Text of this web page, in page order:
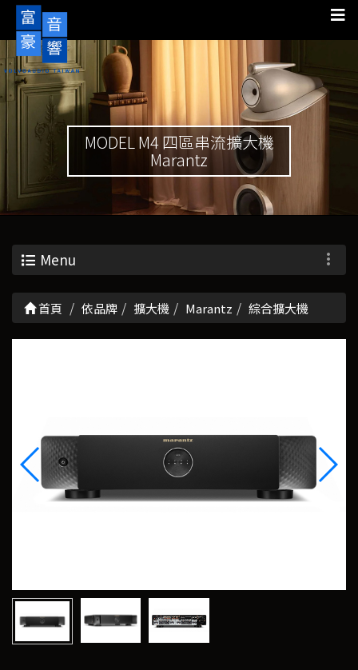
MODEL M4 四區串流擴大機
Marantz
Menu
首頁 依品牌 擴大機 Marantz 綜合擴大機